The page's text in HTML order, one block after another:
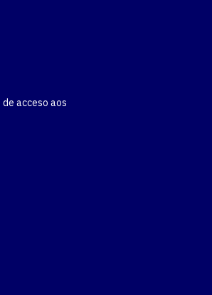
acceso aos